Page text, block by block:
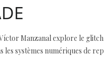
Víctor Manzanal explore le
les systèmes numériques de